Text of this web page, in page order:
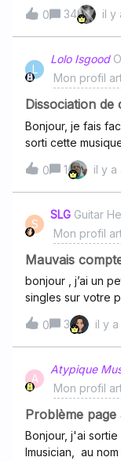
pas de compte à
plateformes sauf
Tunecore qui me
idem, deezer n a
semaines.est ce
0 34 il y
L
Lolo Isgood
Mon profil
Dissociation
Bonjour, je fais
sorti cette
:https://
c’est que je l’ai
distrokid et il n’y
spotify par
deezer en plus du
inclus dans la
moi et je ne sais
0 1 il y a
S
SLG Guitar
Mon profil
Mauvais
bonjour , j’ai un
singles sur votre
sont associer a
merci d’avance
0 3 il y
A
Atypique
Mon profil
Problème page
Bonjour, j'ai
Imusician, au